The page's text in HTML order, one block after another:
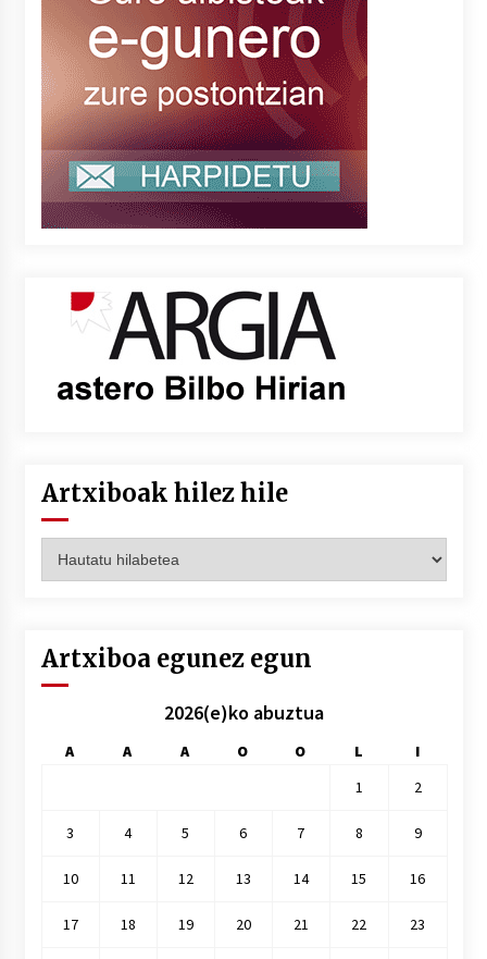
Artxiboak hilez hile
hilez
Artxiboa egunez egun
2026(e)ko abuztua
A A A O O L
I
1
2
3 4 5 6 7 8 9
10 11 12 13 14 15 16
17 18 19 20 21 22 23